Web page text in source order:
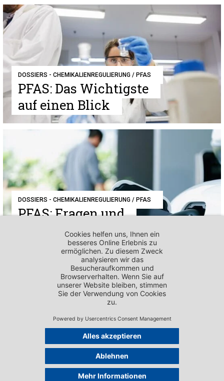
DOSSIERS - CHEMIKALIENREGULIERUNG / PFAS
PFAS: Das Wichtigste
auf einen Blick
DOSSIERS - CHEMIKALIENREGULIERUNG / PFAS
PFAS: Fragen und
Antworten
DOSSIERS - CHEMIKALIENREGULIERUNG / PFAS
Exportverbote:
Lösungen anstatt